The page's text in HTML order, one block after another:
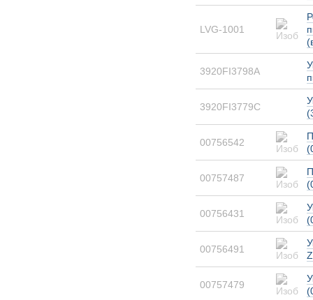
LVG-1001
3920FI3798A
3920FI3779C
00756542
00757487
00756431
00756491
00757479